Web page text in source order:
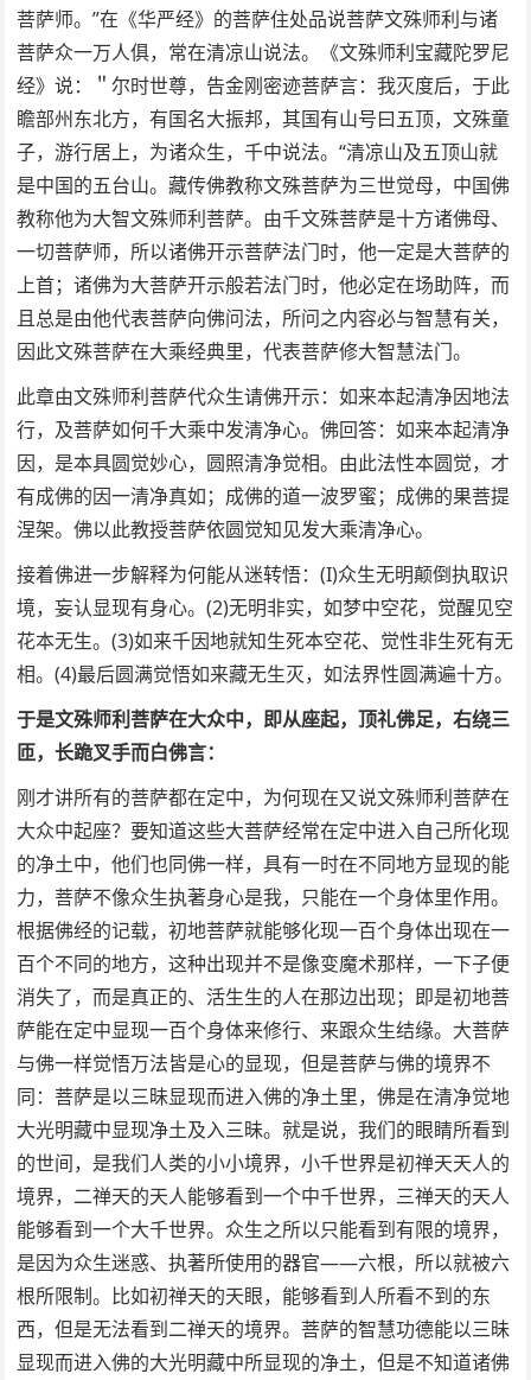
菩萨师。”在《华严经》的菩萨住处品说菩萨文殊师利与诸
菩萨众一万人俱，常在清凉山说法。《文殊师利宝藏陀罗尼
经》说：＂尔时世尊，告金刚密迹菩萨言：我灭度后，于此
瞻部州东北方，有国名大振邦，其国有山号曰五顶，文殊童
子，游行居上，为诸众生，千中说法。“清凉山及五顶山就
是中国的五台山。藏传佛教称文殊菩萨为三世觉母，中国佛
教称他为大智文殊师利菩萨。由千文殊菩萨是十方诸佛母、
一切菩萨师，所以诸佛开示菩萨法门时，他一定是大菩萨的
上首；诸佛为大菩萨开示般若法门时，他必定在场助阵，而
且总是由他代表菩萨向佛问法，所问之内容必与智慧有关，
因此文殊菩萨在大乘经典里，代表菩萨修大智慧法门。
此章由文殊师利菩萨代众生请佛开示：如来本起清净因地法
行，及菩萨如何千大乘中发清净心。佛回答：如来本起清净
因，是本具圆觉妙心，圆照清净觉相。由此法性本圆觉，才
有成佛的因一清净真如；成佛的道一波罗蜜；成佛的果菩提
涅架。佛以此教授菩萨依圆觉知见发大乘清净心。
接着佛进一步解释为何能从迷转悟：(I)众生无明颠倒执取识
境，妄认显现有身心。(2)无明非实，如梦中空花，觉醒见空
花本无生。(3)如来千因地就知生死本空花、觉性非生死有无
相。(4)最后圆满觉悟如来藏无生灭，如法界性圆满遍十方。
于是文殊师利菩萨在大众中，即从座起，顶礼佛足，右绕三
匝，长跪叉手而白佛言：
刚才讲所有的菩萨都在定中，为何现在又说文殊师利菩萨在
大众中起座？要知道这些大菩萨经常在定中进入自己所化现
的净土中，他们也同佛一样，具有一时在不同地方显现的能
力，菩萨不像众生执著身心是我，只能在一个身体里作用。
根据佛经的记载，初地菩萨就能够化现一百个身体出现在一
百个不同的地方，这种出现并不是像变魔术那样，一下子便
消失了，而是真正的、活生生的人在那边出现；即是初地菩
萨能在定中显现一百个身体来修行、来跟众生结缘。大菩萨
与佛一样觉悟万法皆是心的显现，但是菩萨与佛的境界不
同：菩萨是以三昧显现而进入佛的净土里，佛是在清净觉地
大光明藏中显现净土及入三昧。就是说，我们的眼睛所看到
的世间，是我们人类的小小境界，小千世界是初禅天天人的
境界，二禅天的天人能够看到一个中千世界，三禅天的天人
能够看到一个大千世界。众生之所以只能看到有限的境界，
是因为众生迷惑、执著所使用的器官——六根，所以就被六
根所限制。比如初禅天的天眼，能够看到人所看不到的东
西，但是无法看到二禅天的境界。菩萨的智慧功德能以三昧
显现而进入佛的大光明藏中所显现的净土，但是不知道诸佛